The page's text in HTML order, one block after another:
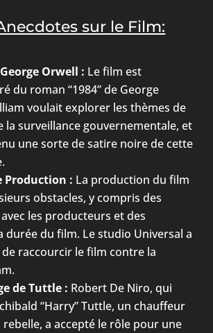
sur le Film:
Orwell : Le film est
du roman “1984” de George
voulait explorer les thèmes de
la surveillance gouvernementale, et
une sorte de satire noire de cette
Production : La production du film
obstacles, y compris des
les producteurs et des
durée du film. Le studio Universal a
de raccourcir le film contre la
de Tuttle : Robert De Niro, qui
“Harry” Tuttle, un chauffeur
a accepté le rôle pour une